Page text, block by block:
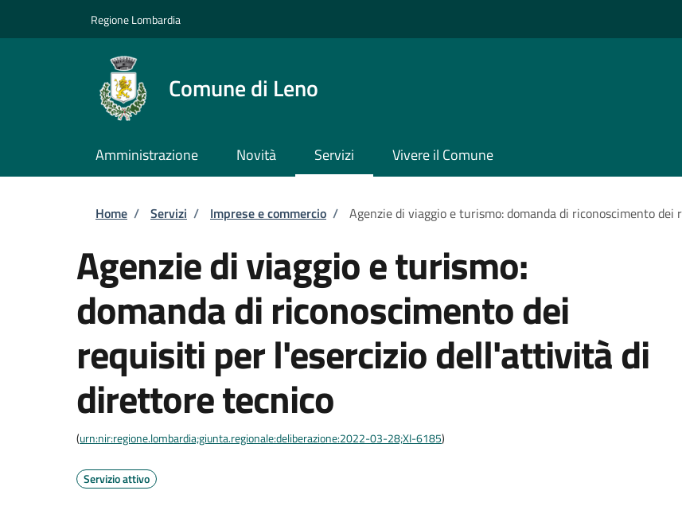
Regione Lombardia
Comune di Leno
Amministrazione Novità Servizi Vivere il Comune
Briciole di pane
Home / Servizi / Imprese e commercio / Agenzie di viaggio e turismo: domanda di riconoscimento
Agenzie di viaggio e turismo:
domanda di riconoscimento dei
requisiti per l'esercizio dell'attività di
direttore tecnico
(urn:nir:regione.lombardia;giunta.regionale:deliberazione:2022-03-28;XI-6185)
Servizio attivo